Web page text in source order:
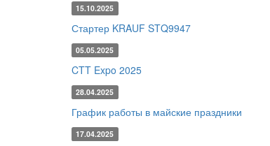
15.10.2025
Стартер KRAUF STQ9947
05.05.2025
CTT Expo 2025
28.04.2025
График работы в майские праздники
17.04.2025